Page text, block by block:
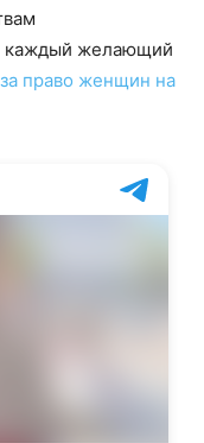
каждый желающий
право женщин на